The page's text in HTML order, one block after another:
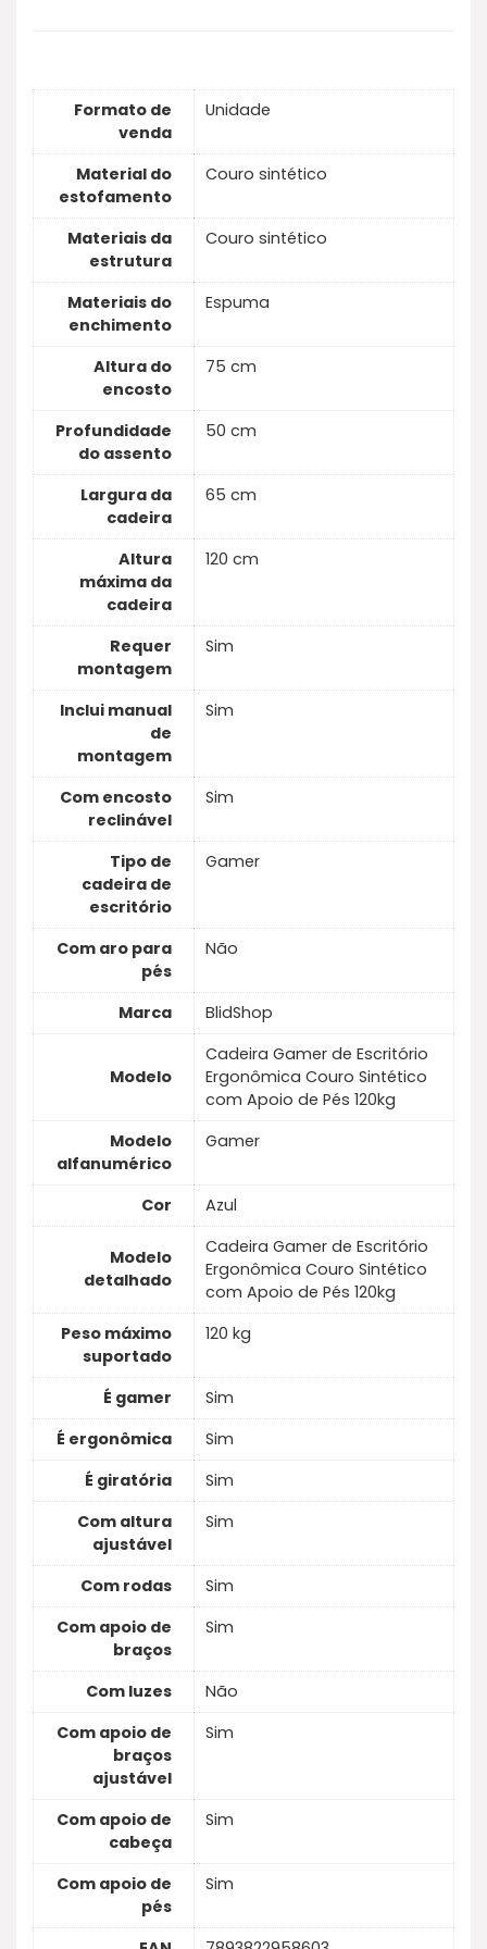
Formato de
venda
Unidade
Material do
estofamento
Couro sintético
Materiais da
estrutura
Couro sintético
Materiais do
enchimento
Espuma
Altura do
encosto
75 cm
Profundidade
do assento
50 cm
Largura da
cadeira
65 cm
Altura
máxima da
cadeira
120 cm
Requer
montagem
Sim
Inclui manual
de
montagem
Sim
Com encosto
reclinável
Sim
Tipo de
cadeira de
escritório
Gamer
Com aro para
pés
Não
Marca BlidShop
Modelo
Cadeira Gamer de Escritório
Ergonômica Couro Sintético
com Apoio de Pés 120kg
Modelo
alfanumérico
Gamer
Cor Azul
Modelo
detalhado
Cadeira Gamer de Escritório
Ergonômica Couro Sintético
com Apoio de Pés 120kg
Peso máximo
suportado
120 kg
É gamer
Sim
É ergonômica
Sim
É giratória
Sim
Com altura
ajustável
Sim
Com rodas
Sim
Com apoio de
braços
Sim
Com luzes
Não
Com apoio de
braços
ajustável
Sim
Com apoio de
cabeça
Sim
Com apoio de
pés
Sim